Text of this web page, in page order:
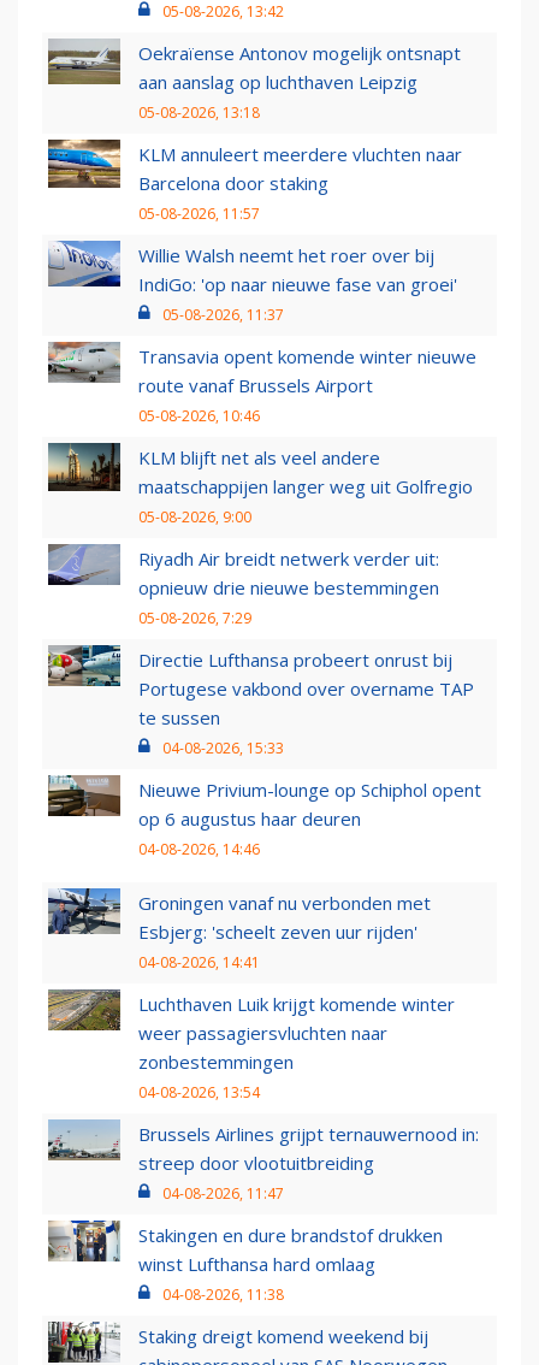
05-08-2026, 13:42
Oekraïense Antonov mogelijk ontsnapt
aan aanslag op luchthaven Leipzig
05-08-2026, 13:18
KLM annuleert meerdere vluchten naar
Barcelona door staking
05-08-2026, 11:57
Willie Walsh neemt het roer over bij
IndiGo: 'op naar nieuwe fase van groei'
05-08-2026, 11:37
Transavia opent komende winter nieuwe
route vanaf Brussels Airport
05-08-2026, 10:46
KLM blijft net als veel andere
maatschappijen langer weg uit Golfregio
05-08-2026, 9:00
Riyadh Air breidt netwerk verder uit:
opnieuw drie nieuwe bestemmingen
05-08-2026, 7:29
Directie Lufthansa probeert onrust bij
Portugese vakbond over overname TAP
te sussen
04-08-2026, 15:33
Nieuwe Privium-lounge op Schiphol opent
op 6 augustus haar deuren
04-08-2026, 14:46
Groningen vanaf nu verbonden met
Esbjerg: 'scheelt zeven uur rijden'
04-08-2026, 14:41
Luchthaven Luik krijgt komende winter
weer passagiersvluchten naar
zonbestemmingen
04-08-2026, 13:54
Brussels Airlines grijpt ternauwernood in:
streep door vlootuitbreiding
04-08-2026, 11:47
Stakingen en dure brandstof drukken
winst Lufthansa hard omlaag
04-08-2026, 11:38
Staking dreigt komend weekend bij